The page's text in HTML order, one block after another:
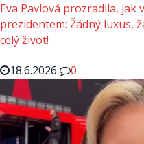
Eva Pavlová prozradila, jak
prezidentem: Žádný luxus,
celý život!
18.6.2026
0